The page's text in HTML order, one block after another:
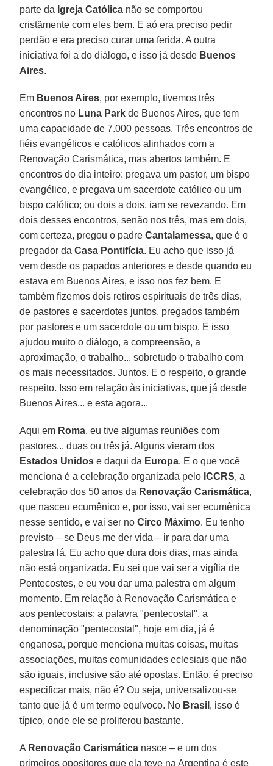
parte da Igreja Católica não se comportou
cristãmente com eles bem. E aó era preciso pedir
perdão e era preciso curar uma ferida. A outra
iniciativa foi a do diálogo, e isso já desde Buenos
Aires.
Em Buenos Aires, por exemplo, tivemos três
encontros no Luna Park de Buenos Aires, que tem
uma capacidade de 7.000 pessoas. Três encontros de
fiéis evangélicos e católicos alinhados com a
Renovação Carismática, mas abertos também. E
encontros do dia inteiro: pregava um pastor, um bispo
evangélico, e pregava um sacerdote católico ou um
bispo católico; ou dois a dois, iam se revezando. Em
dois desses encontros, senão nos três, mas em dois,
com certeza, pregou o padreCantalamessa, que é o
pregador daCasa Pontifícia. Eu acho que isso já
vem desde os papados anteriores e desde quando eu
estava em Buenos Aires, e isso nos fez bem. E
também fizemos dois retiros espirituais de três dias,
de pastores e sacerdotes juntos, pregados também
por pastores e um sacerdote ou um bispo. E isso
ajudou muito o diálogo, a compreensão, a
aproximação, o trabalho... sobretudo o trabalho com
os mais necessitados. Juntos. E o respeito, o grande
respeito. Isso em relação às iniciativas, que já desde
Buenos Aires... e esta agora...
Aqui em Roma, eu tive algumas reuniões com
pastores... duas ou três já. Alguns vieram dos
Estados Unidos e daqui da Europa. E o que você
menciona é a celebração organizada pelo ICCRS, a
celebração dos 50 anos da Renovação Carismática,
que nasceu ecumênico e, por isso, vai ser ecumênica
nesse sentido, e vai ser noCirco Máximo. Eu tenho
previsto – se Deus me der vida – ir para dar uma
palestra lá. Eu acho que dura dois dias, mas ainda
não está organizada. Eu sei que vai ser a vigília de
Pentecostes, e eu vou dar uma palestra em algum
momento. Em relação à Renovação Carismática e
aos pentecostais: a palavra "pentecostal", a
denominação "pentecostal", hoje em dia, já é
enganosa, porque menciona muitas coisas, muitas
associações, muitas comunidades eclesiais que não
são iguais, inclusive são até opostas. Então, é preciso
especificar mais, não é? Ou seja, universalizou-se
tanto que já é um termo equívoco. No Brasil , isso é
típico, onde ele se proliferou bastante.
A Renovação Carismática nasce – e um dos
primeiros opositores que ela teve na Argentina é este